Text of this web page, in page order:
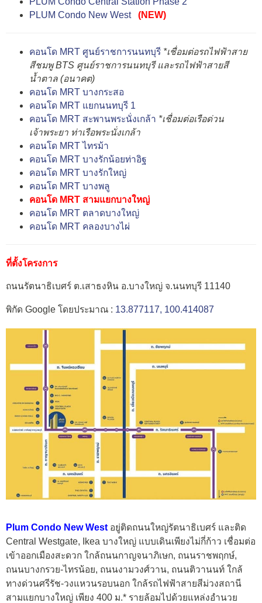
PLUM Condo New West
(NEW)
คอนโด MRT ศูนย์ราชการนนทบุรี *เชื่อมต่อรถไฟฟ้าสาย
สีชมพู BTS ศูนย์ราชการนนทบุรี และรถไฟฟ้าสายสี
น้ำตาล (อนาคต)
คอนโด MRT บางกระสอ
คอนโด MRT แยกนนทบุรี 1
คอนโด MRT สะพานพระนั่งเกล้า *เชื่อมต่อเรือด่วน
เจ้าพระยา ท่าเรือพระนั่งเกล้า
คอนโด MRT ไทรม้า
คอนโด MRT บางรักน้อยท่าอิฐ
คอนโด MRT บางรักใหญ่
คอนโด MRT บางพลู
คอนโด MRT สามแยกบางใหญ่
คอนโด MRT ตลาดบางใหญ่
คอนโด MRT คลองบางไผ่
ที่ตั้งโครงการ
ถนนรัตนาธิเบศร์ ต.เสาธงหิน อ.บางใหญ่ จ.นนทบุรี 11140
พิกัด Google โดยประมาณ : 13.877117, 100.414087
Plum Condo New West อยู่ติดถนนใหญ่รัตนาธิเบศร์ และติด
Central Westgate, Ikea บางใหญ่ แบบเดินเพียงไม่กี่ก้าว เชื่อมต่อ
เข้าออกเมืองสะดวก ใกล้ถนนกาญจนาภิเษก, ถนนราชพฤกษ์,
ถนนบางกรวย-ไทรน้อย, ถนนงามวงศ์วาน, ถนนติวานนท์ ใกล้
ทางด่วนศรีรัช-วงแหวนรอบนอก ใกล้รถไฟฟ้าสายสีม่วงสถานี
สามแยกบางใหญ่ เพียง 400 ม.* รายล้อมไปด้วยแหล่งอำนวย